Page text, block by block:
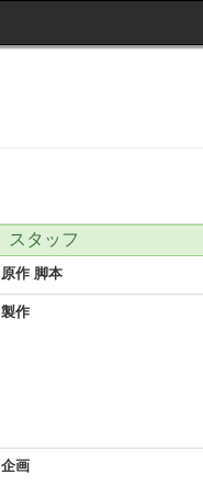
スタッフ
原作 脚本
製作
企画